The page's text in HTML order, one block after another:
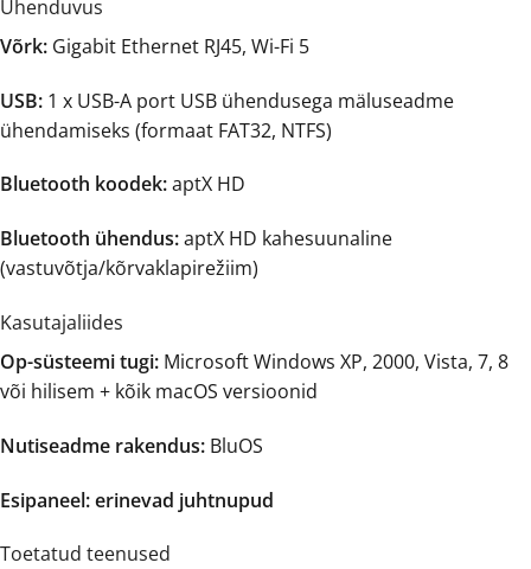
Ühenduvus
Võrk: Gigabit Ethernet RJ45, Wi-Fi 5
USB: 1 x USB-A port USB ühendusega mäluseadme
ühendamiseks (formaat FAT32, NTFS)
Bluetooth koodek:aptX HD
Bluetooth ühendus:aptX HD kahesuunaline
(vastuvõtja/kõrvaklapirežiim)
Kasutajaliides
Op-süsteemi tugi: Microsoft Windows XP, 2000, Vista, 7, 8
või hilisem + kõik macOS versioonid
Nutiseadme rakendus: BluOS
Esipaneel: erinevad juhtnupud
Toetatud teenused